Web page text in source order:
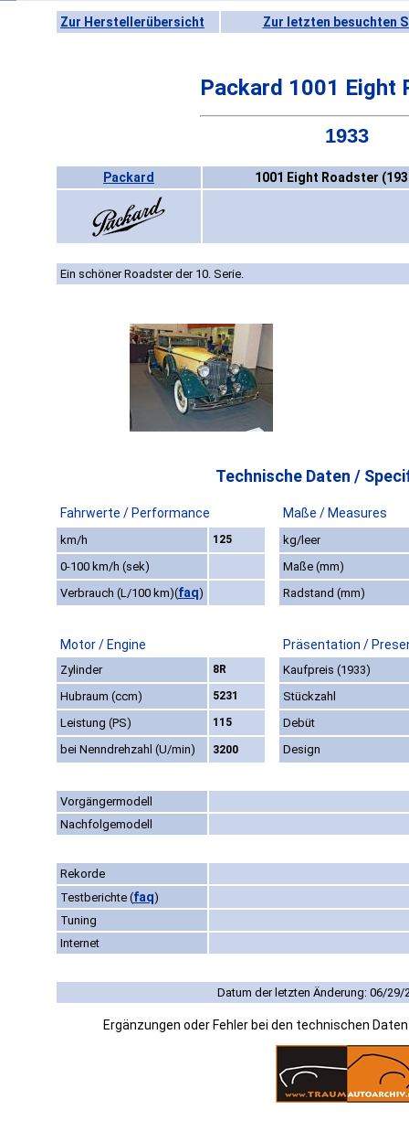
Zur Herstellerübersicht Zur letzten besuchten
Packard 1001 Eight
1933
Packard 1001 Eight Roadster
Ein schöner Roadster der 10. Serie.
Technische Daten /
Fahrwerte / Performance Maße / Measures
km/h 125
kg/leer
0-100 km/h (sek)
Maße (mm)
Verbrauch (L/100 km)(faq) Radstand (mm)
Motor / Engine Präsentation /
Zylinder 8R
Kaufpreis (1933)
Hubraum (ccm)
5231
Stückzahl
Leistung (PS)
115
Debüt
bei Nenndrehzahl (U/min)
3200 Design
Vorgängermodell
Nachfolgemodell
Rekorde
Testberichte (faq)
Tuning
Internet
Datum der letzten Änderung: 06/29/
Ergänzungen oder Fehler bei den technischen